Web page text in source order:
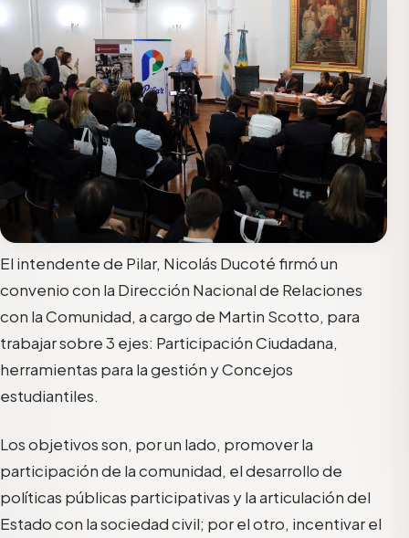
El intendente de Pilar, Nicolás Ducoté firmó un
convenio con la Dirección Nacional de Relaciones
con la Comunidad, a cargo de Martin Scotto, para
trabajar sobre 3 ejes: Participación Ciudadana,
herramientas para la gestión y Concejos
estudiantiles.
Los objetivos son, por un lado, promover la
participación de la comunidad, el desarrollo de
políticas públicas participativas y la articulación del
Estado con la sociedad civil; por el otro, incentivar el